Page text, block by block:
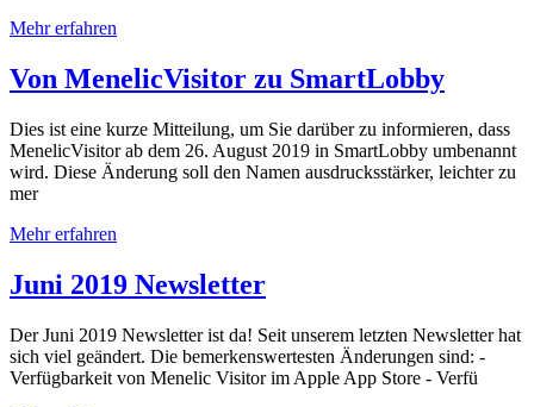
Mehr erfahren
Von MenelicVisitor zu SmartLobby
Dies ist eine kurze Mitteilung, um Sie darüber zu informieren, dass
MenelicVisitor ab dem 26. August 2019 in SmartLobby umbenannt
wird. Diese Änderung soll den Namen ausdrucksstärker, leichter zu
mer
Mehr erfahren
Juni 2019 Newsletter
Der Juni 2019 Newsletter ist da! Seit unserem letzten Newsletter hat
sich viel geändert. Die bemerkenswertesten Änderungen sind: -
Verfügbarkeit von Menelic Visitor im Apple App Store - Verfü